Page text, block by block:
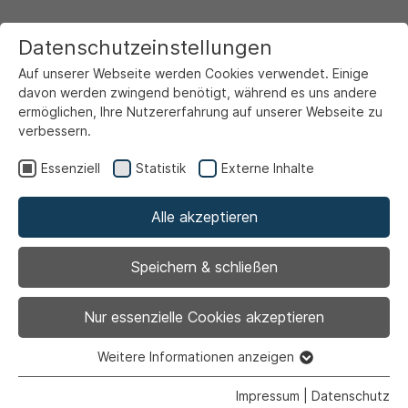
Heimat und Brauchtum |Ausstellung |
Sportarchiv- bzw.
Sportmuseum geöffnet
Datenschutzeinstellungen
Auf unserer Webseite werden Cookies verwendet. Einige
davon werden zwingend benötigt, während es uns andere
ermöglichen, Ihre Nutzererfahrung auf unserer Webseite zu
verbessern.
Essenziell Statistik Externe Inhalte
Alle akzeptieren
Speichern & schließen
Nur essenzielle Cookies akzeptieren
Essenzielle Cookies werden für grundlegende Funktionen
Weitere Informationen anzeigen
Impressum Datenschutz